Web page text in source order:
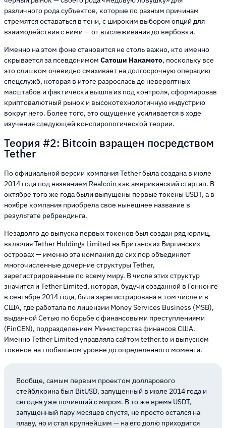
различного рода субъектов, которые по разным причинам
стремятся оставаться в тени, с широким выбором опций для
взаимодействия с ними — от выслеживания до вербовки.
Именно на этом фоне становится не столь важно, кто именно
скрывается за псевдонимом Сатоши Накамото, поскольку все
это слишком очевидно смахивает на долгосрочную операцию
спецслужб, которая в итоге разрослась до невероятных
масштабов и фактически вышла из под контроля, сформировав
криптовалютный рынок и высокотехнологичную индустрию
вокруг него. Более того, это ощущение усиливается в ходе
изучения следующей конспирологической теории.
Теория #2: Bitcoin взращен посредством
Tether
По официальной версии компания Tether была создана в июле
2014 года под названием Realcoin как американский стартап. В
октябре того же года были выпущены первые токены USDT, а в
ноябре компания приобрела свое нынешнее название в
результате ребрендинга.
Незадолго до выпуска первых токенов был создан ряд юрлиц,
включая Tether Holdings Limited на Британских Виргинских
островах — именно эта компания до сих пор объединяет
многочисленные дочерние структуры Tether,
зарегистрированные по всему миру. В числе этих структур
значится и Tether Limited, которая, будучи созданной в Гонконге
в сентябре 2014 года, была зарегистрирована в том числе и в
США, где работала по лицензии Money Services Business (MSB),
выданной Сетью по борьбе с финансовыми преступлениями
(FinCEN), подразделением Министерства финансов США.
Именно Tether Limited управляла сайтом tether.to и выпуском
токенов на глобальном уровне до определенного момента.
Вообще, самым первым проектом долларового
стейблкоина был BitUSD, запущенный в июле 2014 года и
сегодня уже почивший с миром. В то же время USDT,
запущенный пару месяцев спустя, не просто остался на
плаву, но и стал крупнейшим — на его долю приходится